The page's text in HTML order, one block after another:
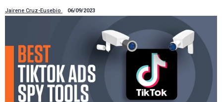
Jairene Cruz-Eusebio 06/09/2023